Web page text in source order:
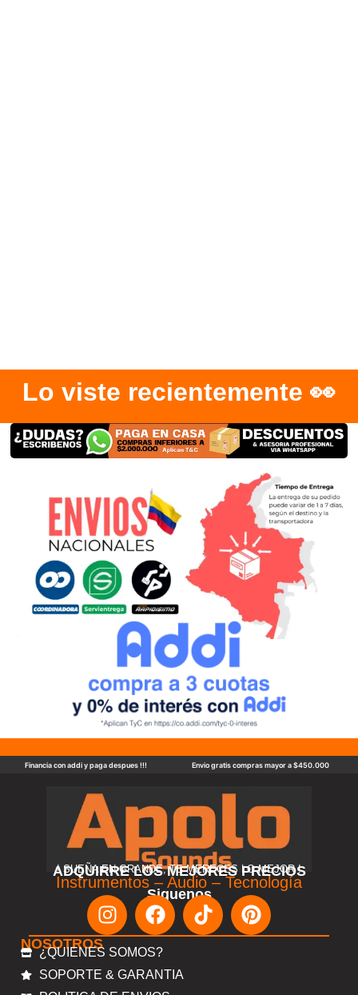
Lo viste recientemente 👀
Financia con addi y paga despues !!! Envio gratis compras mayor a $450.000
ADQUIRRE LOS MEJORES PRECIOS
! SUEÑA EN GRANDE, TE MERECES LO MEJOR !
Instrumentos – Audio – Tecnología
Siguenos
NOSOTROS
¿QUIENES SOMOS?
SOPORTE & GARANTIA